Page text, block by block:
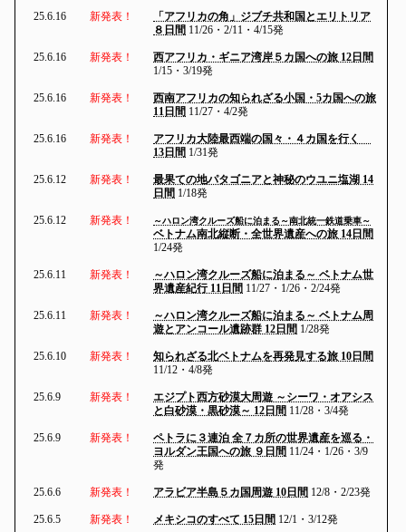
25.6.16 新発表！
「アフリカの角」ジブチ共和国とエリトリア
８日間 11/26・2/11・4/15発
25.6.16 新発表！
西アフリカ・ギニア湾岸５カ国への旅 12日間
1/15・3/19発
25.6.16 新発表！
西南アフリカの知られざる小国・5カ国への旅
11日間 11/27・4/2発
25.6.16 新発表！
アフリカ大陸最西端の国々・４カ国を行く
13日間 1/31発
25.6.12 新発表！
最果ての地パタゴニアと神秘のウユニ塩湖 14
日間 1/18発
25.6.12 新発表！ ～ハロン湾クルーズ船に泊まる～南北統一鉄道乗車～
ベトナム南北縦断・全世界遺産への旅 14日間
1/24発
25.6.11 新発表！
～ハロン湾クルーズ船に泊まる～ ベトナム世
界遺産紀行 11日間 11/27・1/26・2/24発
25.6.11 新発表！
～ハロン湾クルーズ船に泊まる～ ベトナム周
遊とアンコール遺跡群 12日間 1/28発
25.6.10 新発表！
知られざる北ベトナムを再発見する旅 10日間
11/12・4/8発
25.6.9 新発表！
エジプト西方砂漠大周遊 ～シーワ・オアシス
と白砂漠・黒砂漠～ 12日間 11/28・3/4発
25.6.9 新発表！
ペトラに３連泊 全７カ所の世界遺産を巡る・
ヨルダン王国への旅 ９日間 11/24・1/26・3/9
発
25.6.6 新発表！ アラビア半島５カ国周遊 10日間 12/8・2/23発
25.6.5 新発表！ メキシコのすべて 15日間 12/1・3/12発